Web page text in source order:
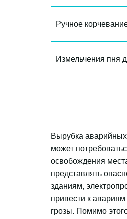
Ручное
Измельчения пня
Вырубка аварийных
может
освобождения
представлять
зданиям,
привести к
грозы. Помимо